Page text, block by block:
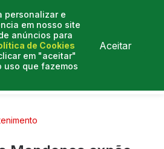
personalizar e
em nosso site
anúncios para
de Cookies
em "aceitar"
uso que fazemos
Aceitar